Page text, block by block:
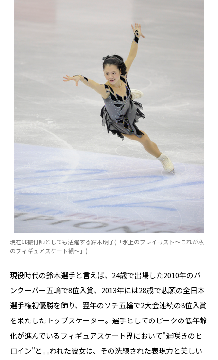
現在は振付師としても活躍する鈴木明子(「氷上のプレイリスト～これが私
のフィギュアスケート観～」)
現役時代の鈴木選手と言えば、24歳で出場した2010年のバ
ンクーバー五輪で8位入賞、2013年には28歳で悲願の全日本
選手権初優勝を飾り、翌年のソチ五輪で2大会連続の8位入賞
を果たしたトップスケーター。選手としてのピークの低年齢
化が進んでいるフィギュアスケート界において"遅咲きのヒ
ロイン"と言われた彼女は、その洗練された表現力と美しい